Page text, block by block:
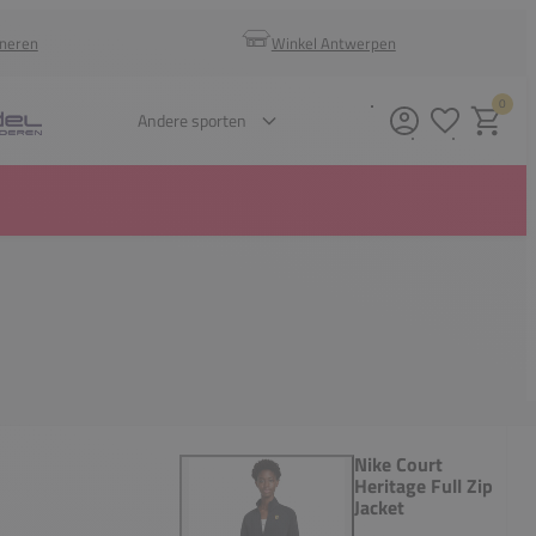
Winkel Antwerpen
Andere sporten Verlanglijstje
0
Nike Court
Heritage Full Zip
Jacket